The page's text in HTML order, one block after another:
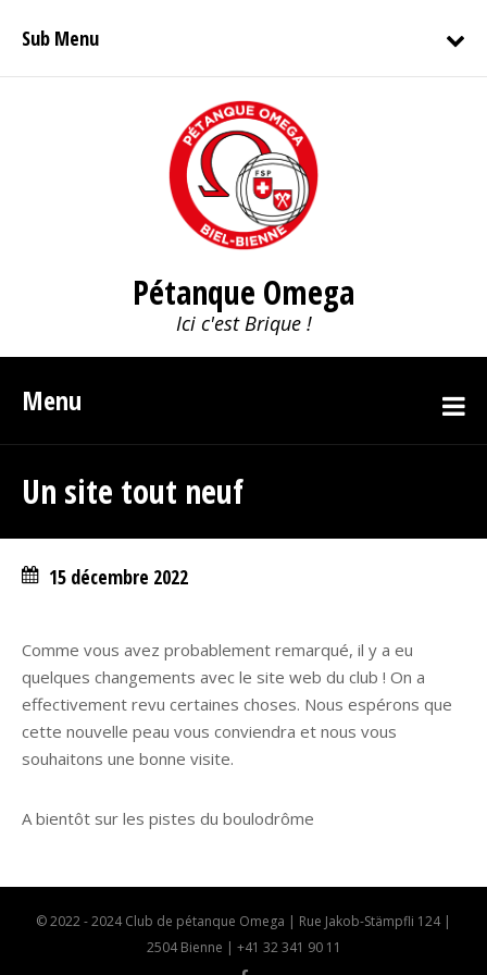
Sub Menu
Pétanque Omega
Ici c'est Brique !
Menu
Un site tout neuf
15 décembre 2022
Comme vous avez probablement remarqué, il y a eu
quelques changements avec le site web du club ! On a
effectivement revu certaines choses. Nous espérons que
cette nouvelle peau vous conviendra et nous vous
souhaitons une bonne visite.
A bientôt sur les pistes du boulodrôme
© 2022 - 2024 Club de pétanque Omega | Rue Jakob-Stämpfli 124 |
2504 Bienne | +41 32 341 90 11